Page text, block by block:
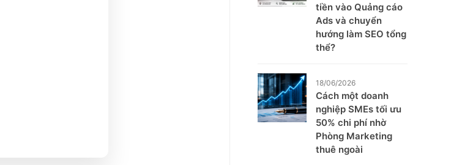
tiền vào Quảng cáo
Ads và chuyển
hướng làm SEO tổng
thể?
18/06/2026
Cách một doanh
nghiệp SMEs tối ưu
50% chi phí nhờ
Phòng Marketing
thuê ngoài